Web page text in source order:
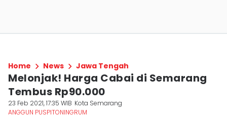
Home News Jawa Tengah
Melonjak! Harga Cabai di Semarang
Tembus Rp90.000
23 Feb 2021, 17:35 WIB Kota Semarang
ANGGUN PUSPITONINGRUM